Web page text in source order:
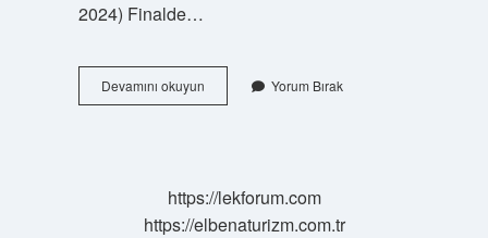
2024) Finalde…
Devamını okuyunGaziantep
Güreşleri
Yorum Bırak
https://lekforum.com
https://elbenaturizm.com.tr